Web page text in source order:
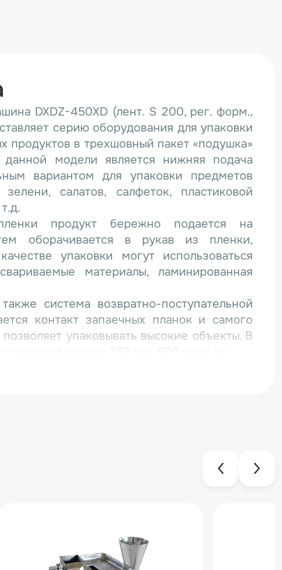
DXDZ-450XD (лент. S 200, рег. форм.,
серию оборудования для упаковки
в трехшовный пакет «подушка»
модели является нижняя подача
вариантом для упаковки предметов
салатов, салфеток, пластиковой
продукт бережно подается на
оборачивается в рукав из пленки,
упаковки могут использоваться
материалы, ламинированная
система возвратно-поступательной
контакт запаечных планок и самого
упаковывать высокие объекты. В
базовую комплектацию. Ее оснащение
регулироваться по длине пакета через
подобрать оптимальную
пленки.